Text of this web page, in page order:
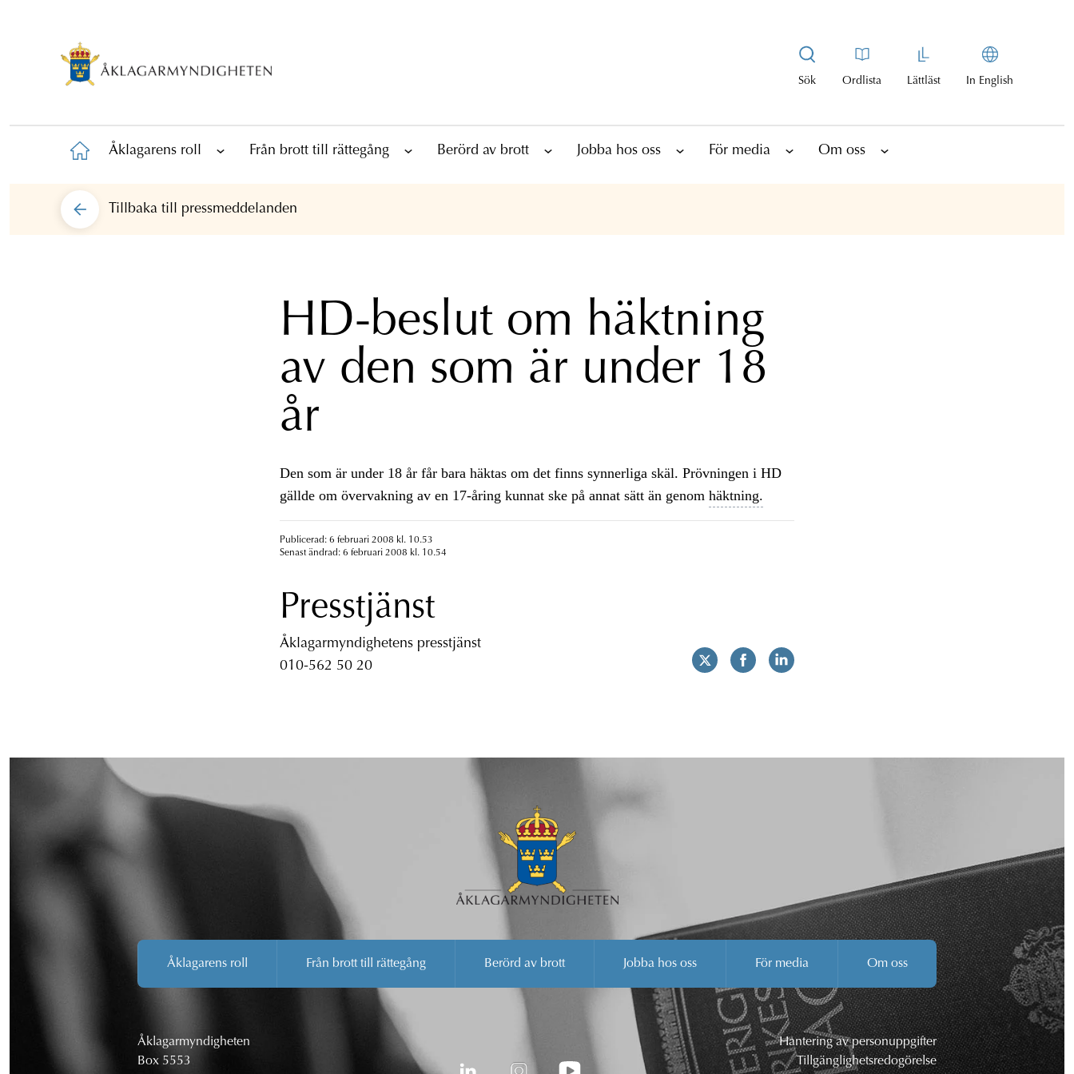
Sök Ordlista Lättläst In English
Åklagarens roll Från brott till rättegång Berörd av brott Jobba hos oss För media Om oss
Tillbaka till pressmeddelanden
HD-beslut om häktning
av den som är under 18
år
Den som är under 18 år får bara häktas om det finns synnerliga skäl. Prövningen i HD
gällde om övervakning av en 17-åring kunnat ske på annat sätt än genom häktning.
Publicerad: 6 februari 2008 kl. 10.53
Senast ändrad: 6 februari 2008 kl. 10.54
Presstjänst
Åklagarmyndighetens presstjänst
010-562 50 20
Åklagarens roll Från brott till rättegång Berörd av brott Jobba hos oss För media Om oss
Åklagarmyndigheten
Box 5553
Hantering av personuppgifter
Tillgänglighetsredogörelse